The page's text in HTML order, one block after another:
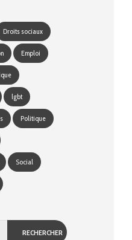
Droits sociaux
Emploi
lgbt
Politique
Social
Rechercher :